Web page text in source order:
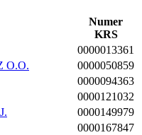
Numer
KRS
0000013361
O.O.
0000050859
0000094363
0000121032
0000149979
0000167847